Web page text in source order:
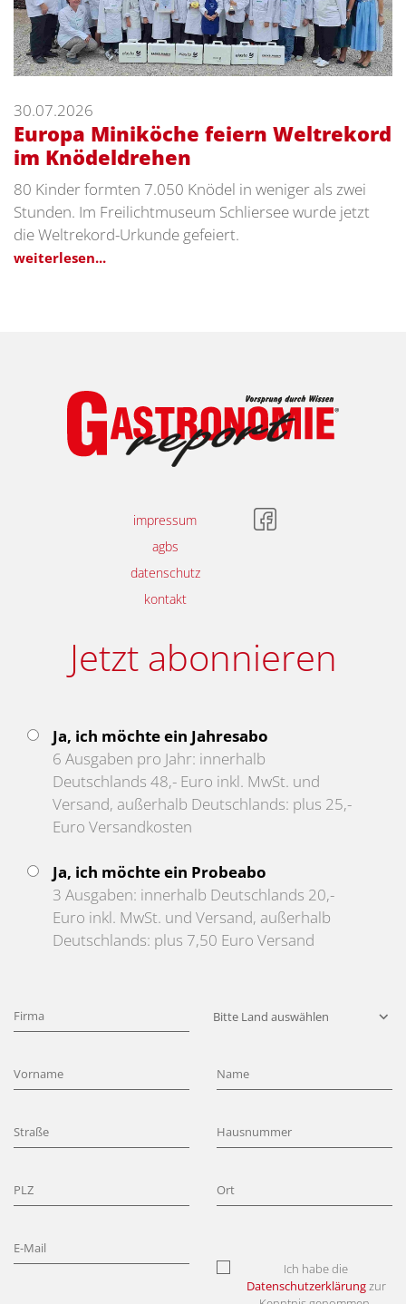
30.07.2026
Europa Miniköche feiern Weltrekord
im Knödeldrehen
80 Kinder formten 7.050 Knödel in weniger als zwei
Stunden. Im Freilichtmuseum Schliersee wurde jetzt
die Weltrekord-Urkunde gefeiert.
weiterlesen...
impressum
agbs
datenschutz
kontakt
Jetzt abonnieren
Ja, ich möchte ein Jahresabo
6 Ausgaben pro Jahr: innerhalb
Deutschlands 48,- Euro inkl. MwSt. und
Versand, außerhalb Deutschlands: plus 25,-
Euro Versandkosten
Ja, ich möchte ein Probeabo
3 Ausgaben: innerhalb Deutschlands 20,-
Euro inkl. MwSt. und Versand, außerhalb
Deutschlands: plus 7,50 Euro Versand
Ich habe die
Datenschutzerklärungzur